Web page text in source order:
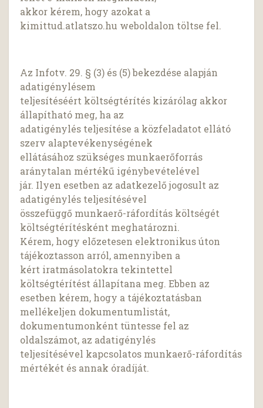
akkor kérem, hogy azokat a
kimittud.atlatszo.hu weboldalon töltse fel.
Az Infotv. 29. § (3) és (5) bekezdése alapján
adatigénylésem
teljesítéséért költségtérítés kizárólag akkor
állapítható meg, ha az
adatigénylés teljesítése a közfeladatot ellátó
szerv alaptevékenységének
ellátásához szükséges munkaerőforrás
aránytalan mértékű igénybevételével
jár. Ilyen esetben az adatkezelő jogosult az
adatigénylés teljesítésével
összefüggő munkaerő-ráfordítás költségét
költségtérítésként meghatározni.
Kérem, hogy előzetesen elektronikus úton
tájékoztasson arról, amennyiben a
kért iratmásolatokra tekintettel
költségtérítést állapítana meg. Ebben az
esetben kérem, hogy a tájékoztatásban
mellékeljen dokumentumlistát,
dokumentumonként tüntesse fel az
oldalszámot, az adatigénylés
teljesítésével kapcsolatos munkaerő-ráfordítás
mértékét és annak óradíját.